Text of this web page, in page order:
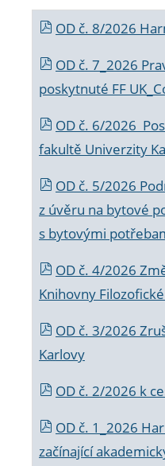
OD č. 8/2026
OD č. 7_2026
poskytnuté FF
OD č. 6/2026
fakultě Univerzity
OD č. 5/2026
z úvěru na bytové
s bytovými
OD č. 4/2026
Knihovny
OD č. 3/2026
Karlovy
OD č. 2/2026 k
OD č. 1_2026
začínající